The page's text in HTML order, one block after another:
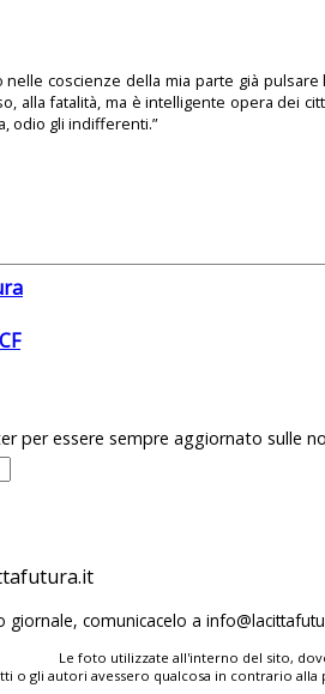
nelle coscienze della mia parte già pulsare
alla fatalità, ma è intelligente opera dei
odio gli indifferenti.”
per essere sempre aggiornato sulle
giornale, comunicacelo a
Le foto utilizzate all'interno del sito,
o gli autori avessero qualcosa in contrario